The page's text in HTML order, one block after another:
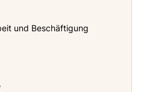
und Beschäftigung